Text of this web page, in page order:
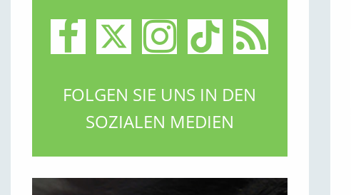
FOLGEN SIE UNS IN DEN
SOZIALEN MEDIEN